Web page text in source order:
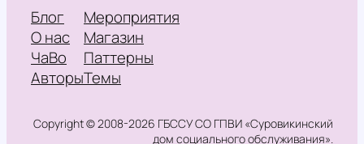
Блог
О нас
ЧаВо
Авторы
Мероприятия
Магазин
Паттерны
Темы
Copyright © 2008-2026 ГБССУ СО ГПВИ «Суровикинский
дом социального обслуживания».